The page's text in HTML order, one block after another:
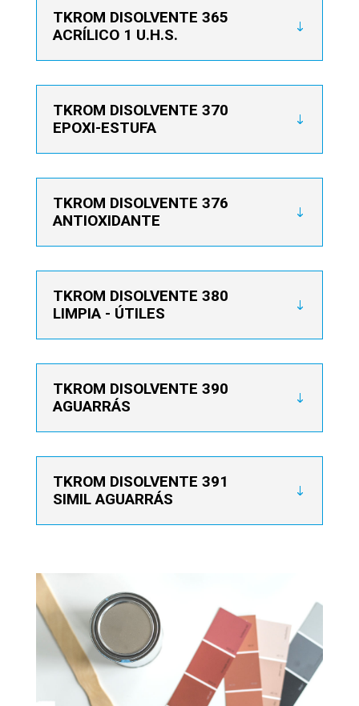
TKROM DISOLVENTE 365
ACRÍLICO 1 U.H.S.
TKROM DISOLVENTE 370
EPOXI-ESTUFA
TKROM DISOLVENTE 376
ANTIOXIDANTE
TKROM DISOLVENTE 380
LIMPIA - ÚTILES
TKROM DISOLVENTE 390
AGUARRÁS
TKROM DISOLVENTE 391
SIMIL AGUARRÁS